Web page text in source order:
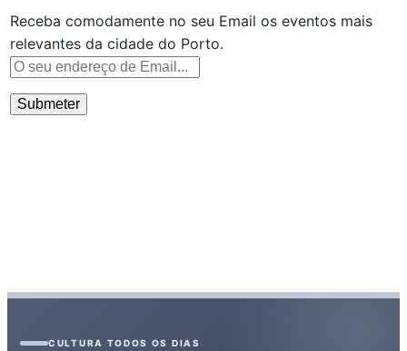
Receba comodamente no seu Email os eventos mais
relevantes da cidade do Porto.
CULTURA TODOS OS DIAS